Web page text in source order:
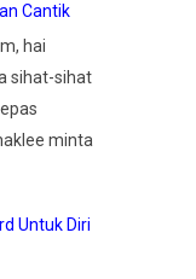
Cantik
hai
sihat-sihat
minta
Untuk Diri